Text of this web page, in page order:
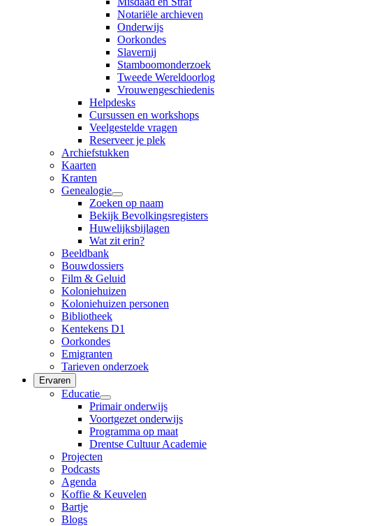
Notariële archieven
Onderwijs
Oorkondes
Slavernij
Stamboomonderzoek
Tweede Wereldoorlog
Vrouwengeschiedenis
Helpdesks
Cursussen en workshops
Veelgestelde vragen
Reserveer je plek
Archiefstukken
Kaarten
Kranten
Genealogie
Zoeken op naam
Bekijk Bevolkingsregisters
Huwelijksbijlagen
Wat zit erin?
Beeldbank
Bouwdossiers
Film & Geluid
Koloniehuizen
Koloniehuizen personen
Bibliotheek
Kentekens D1
Oorkondes
Emigranten
Tarieven onderzoek
Ervaren
Educatie
Primair onderwijs
Voortgezet onderwijs
Programma op maat
Drentse Cultuur Academie
Projecten
Podcasts
Agenda
Koffie & Keuvelen
Bartje
Blogs